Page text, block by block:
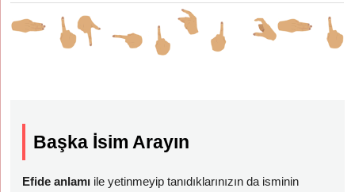
Başka İsim Arayın
Efide anlamı ile yetinmeyip tanıdıklarınızın da isminin